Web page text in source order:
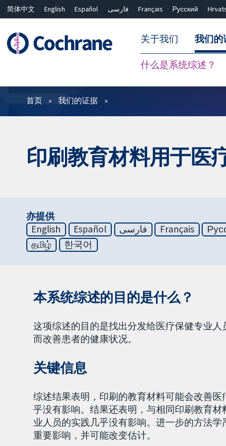
简体中文 English Español فارسی Français Русский
关于我们 我们的
什么是系统综述？
过滤
首页 我们的证据
印刷教育材料用于医
亦提供
English
Español فارسی Français
தமிழ்
한국어
本系统综述的目的是什么？
这项综述的目的是找出分发给医疗保健专业
而改善患者的健康状况。
关键信息
综述结果表明，印刷的教育材料可能会改善
乎没有影响。结果还表明，与相同印刷教育
业人员的实践几乎没有影响。进一步的方法
重要影响，并可能改变估计。